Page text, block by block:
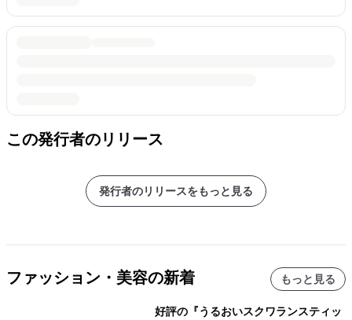
この発行者のリリース
発行者のリリースをもっと見る
ファッション・美容の新着 もっと見る
好評の『うるおいスクワランスティッ